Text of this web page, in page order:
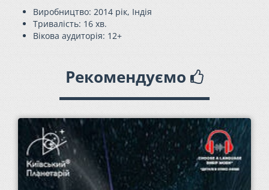
Виробництво: 2014 рік, Індія
Тривалість: 16 хв.
Вікова аудиторія: 12+
Рекомендуємо